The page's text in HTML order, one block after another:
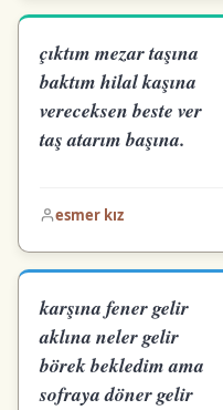
çıktım mezar taşına
baktım hilal kaşına
vereceksen beste ver
taş atarım başına.
esmer kız
karşına fener gelir
aklına neler gelir
börek bekledim ama
sofraya döner gelir